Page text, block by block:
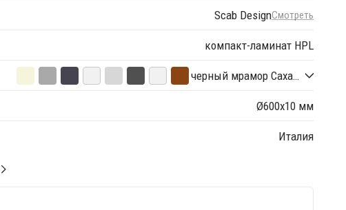
Scab DesignСмотреть
компакт-ламинат HPL
черный мрамор Сахара
Ø600х10 мм
Италия